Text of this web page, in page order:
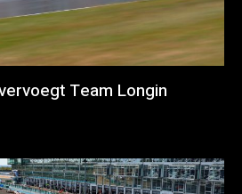
Team Longin